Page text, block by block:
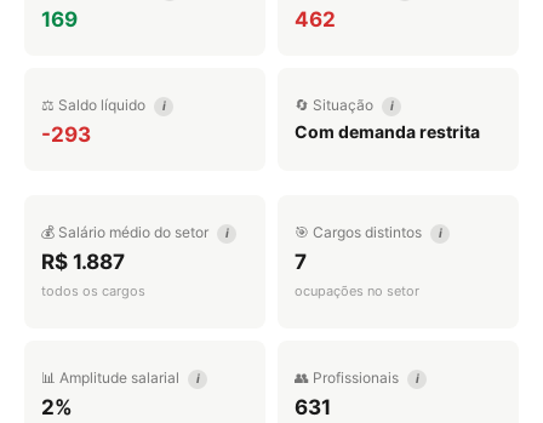
169 462
⚖️ Saldo líquido i
-293
🔄 Situação i
Com demanda restrita
💰 Salário médio do setor i
R$ 1.887
todos os cargos
🎯 Cargos distintos i
7
ocupações no setor
📊 Amplitude salarial i
2%
👥 Profissionais i
631